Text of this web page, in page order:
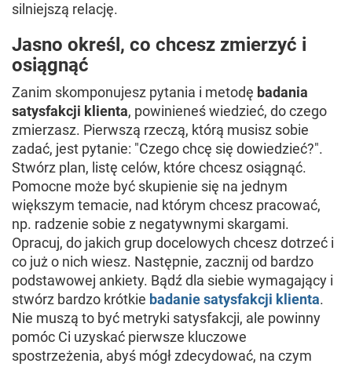
silniejszą relację.
Jasno określ, co chcesz zmierzyć i
osiągnąć
Zanim skomponujesz pytania i metodę badania
satysfakcji klienta, powinieneś wiedzieć, do czego
zmierzasz. Pierwszą rzeczą, którą musisz sobie
zadać, jest pytanie: "Czego chcę się dowiedzieć?".
Stwórz plan, listę celów, które chcesz osiągnąć.
Pomocne może być skupienie się na jednym
większym temacie, nad którym chcesz pracować,
np. radzenie sobie z negatywnymi skargami.
Opracuj, do jakich grup docelowych chcesz dotrzeć i
co już o nich wiesz. Następnie, zacznij od bardzo
podstawowej ankiety. Bądź dla siebie wymagający i
stwórz bardzo krótkie badanie satysfakcji klienta.
Nie muszą to być metryki satysfakcji, ale powinny
pomóc Ci uzyskać pierwsze kluczowe
spostrzeżenia, abyś mógł zdecydować, na czym